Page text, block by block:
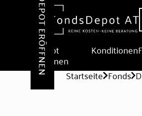
Depot
eröffnen
Konditionen
DEPOT ERÖFFNEN Startseite Fonds